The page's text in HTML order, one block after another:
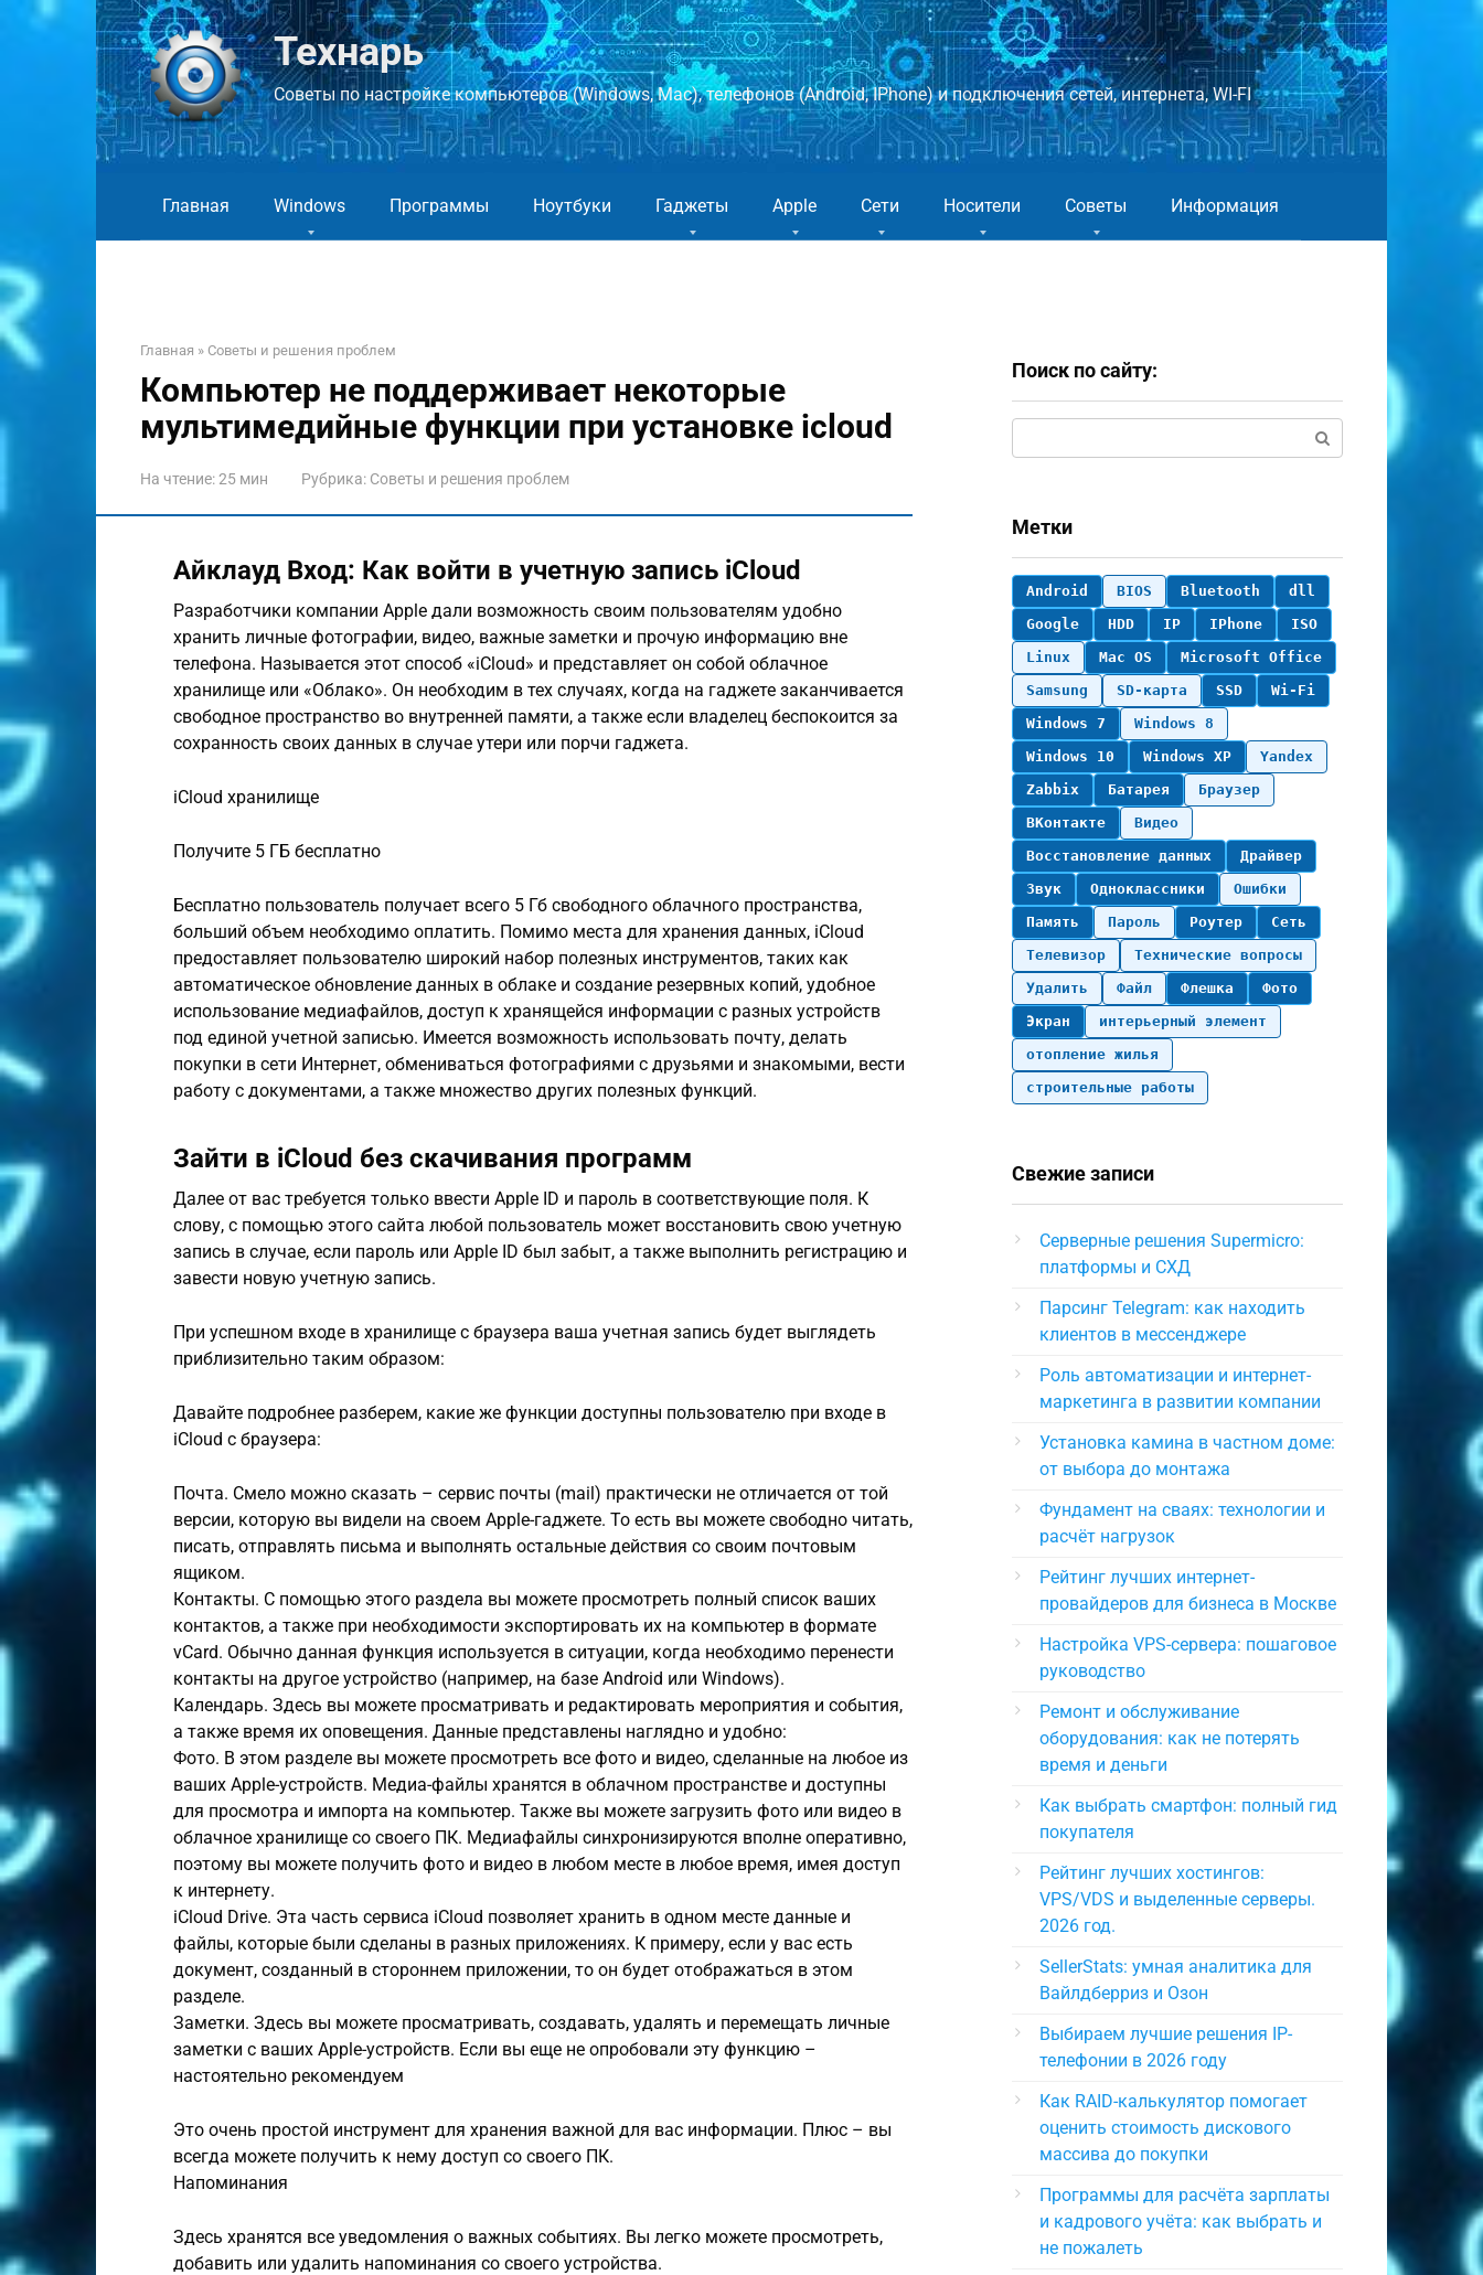
Перейти
Технарь
Советы по настройке компьютеров (Windows, Mac), телефонов (Android, IPhone) и подключения сетей, интернета, WI-FI
Главная Windows Программы Ноутбуки Гаджеты Apple Сети Носители Советы Информация
Главная » Советы и решения проблем
Компьютер не поддерживает некоторые
мультимедийные функции при установке icloud
На чтение:25 мин Рубрика: Советы и решения проблем
Айклауд Вход: Как войти в учетную запись iCloud
Разработчики компании Apple дали возможность своим пользователям удобно
хранить личные фотографии, видео, важные заметки и прочую информацию вне
телефона. Называется этот способ «iCloud» и представляет он собой облачное
хранилище или «Облако». Он необходим в тех случаях, когда на гаджете заканчивается
свободное пространство во внутренней памяти, а также если владелец беспокоится за
сохранность своих данных в случае утери или порчи гаджета.
iCloud хранилище
Получите 5 ГБ бесплатно
Бесплатно пользователь получает всего 5 Гб свободного облачного пространства,
больший объем необходимо оплатить. Помимо места для хранения данных, iCloud
предоставляет пользователю широкий набор полезных инструментов, таких как
автоматическое обновление данных в облаке и создание резервных копий, удобное
использование медиафайлов, доступ к хранящейся информации с разных устройств
под единой учетной записью. Имеется возможность использовать почту, делать
покупки в сети Интернет, обмениваться фотографиями с друзьями и знакомыми, вести
работу с документами, а также множество других полезных функций.
Зайти в iCloud без скачивания программ
Далее от вас требуется только ввести Apple ID и пароль в соответствующие поля. К
слову, с помощью этого сайта любой пользователь может восстановить свою учетную
запись в случае, если пароль или Apple ID был забыт, а также выполнить регистрацию и
завести новую учетную запись.
При успешном входе в хранилище с браузера ваша учетная запись будет выглядеть
приблизительно таким образом:
Давайте подробнее разберем, какие же функции доступны пользователю при входе в
iCloud с браузера:
Почта. Смело можно сказать – сервис почты (mail) практически не отличается от той
версии, которую вы видели на своем Apple-гаджете. То есть вы можете свободно читать,
писать, отправлять письма и выполнять остальные действия со своим почтовым
ящиком.
Контакты. С помощью этого раздела вы можете просмотреть полный список ваших
контактов, а также при необходимости экспортировать их на компьютер в формате
vCard. Обычно данная функция используется в ситуации, когда необходимо перенести
контакты на другое устройство (например, на базе Android или Windows).
Календарь. Здесь вы можете просматривать и редактировать мероприятия и события,
а также время их оповещения. Данные представлены наглядно и удобно:
Фото. В этом разделе вы можете просмотреть все фото и видео, сделанные на любое из
ваших Apple-устройств. Медиа-файлы хранятся в облачном пространстве и доступны
для просмотра и импорта на компьютер. Также вы можете загрузить фото или видео в
облачное хранилище со своего ПК. Медиафайлы синхронизируются вполне оперативно,
поэтому вы можете получить фото и видео в любом месте в любое время, имея доступ
к интернету.
iCloud Drive. Эта часть сервиса iCloud позволяет хранить в одном месте данные и
файлы, которые были сделаны в разных приложениях. К примеру, если у вас есть
документ, созданный в стороннем приложении, то он будет отображаться в этом
разделе.
Заметки. Здесь вы можете просматривать, создавать, удалять и перемещать личные
заметки с ваших Apple-устройств. Если вы еще не опробовали эту функцию –
настоятельно рекомендуем
Это очень простой инструмент для хранения важной для вас информации. Плюс – вы
всегда можете получить к нему доступ со своего ПК.
Напоминания
Здесь хранятся все уведомления о важных событиях. Вы легко можете просмотреть,
добавить или удалить напоминания со своего устройства.
Поиск по сайту:
Метки
Android BIOS Bluetooth
dll
Google
HDD IP IPhone
ISO
Linux
Mac OS
Microsoft Office
Samsung
SD-карта SSD
Wi-Fi
Windows 7
Windows 8
Windows 10
Windows XP
Yandex
Zabbix
Батарея
Браузер
ВКонтакте
Видео
Восстановление данных
Драйвер
Звук
Одноклассники
Ошибки
Память
Пароль Роутер
Сеть
Телевизор
Технические вопросы
Удалить
Файл Флешка
Фото
Экран
интерьерный элемент
отопление жилья
строительные работы
Свежие записи
Серверные решения Supermicro:
платформы и СХД
Парсинг Telegram: как находить
клиентов в мессенджере
Роль автоматизации и интернет-
маркетинга в развитии компании
Установка камина в частном доме:
от выбора до монтажа
Фундамент на сваях: технологии и
расчёт нагрузок
Рейтинг лучших интернет-
провайдеров для бизнеса в Москве
Настройка VPS-сервера: пошаговое
руководство
Ремонт и обслуживание
оборудования: как не потерять
время и деньги
Как выбрать смартфон: полный гид
покупателя
Рейтинг лучших хостингов:
VPS/VDS и выделенные серверы.
2026 год.
SellerStats: умная аналитика для
Вайлдберриз и Озон
Выбираем лучшие решения IP-
телефонии в 2026 году
Как RAID-калькулятор помогает
оценить стоимость дискового
массива до покупки
Программы для расчёта зарплаты
и кадрового учёта: как выбрать и
не пожалеть